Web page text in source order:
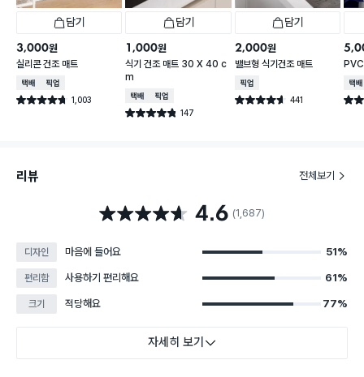
담기
3,000원
실리콘 건조 매트
택배배송매장픽업
별점 4.7점 1,003
건 작성
담기
1,000원
식기 건조 매트 30 X 40 c
m
택배배송매장픽업
별점 4.8점 147
건 작성
담기
2,000원
밸브형 식기건조 매트
매장픽업
별점 4.6점 441
건 작성
택배
별점
리뷰 전체보기
별점 4.6점 4.6 (1,687)
디자인 마음에 들어요 51%
편리함 사용하기 편리해요 61%
크기 적당해요 77%
자세히 보기